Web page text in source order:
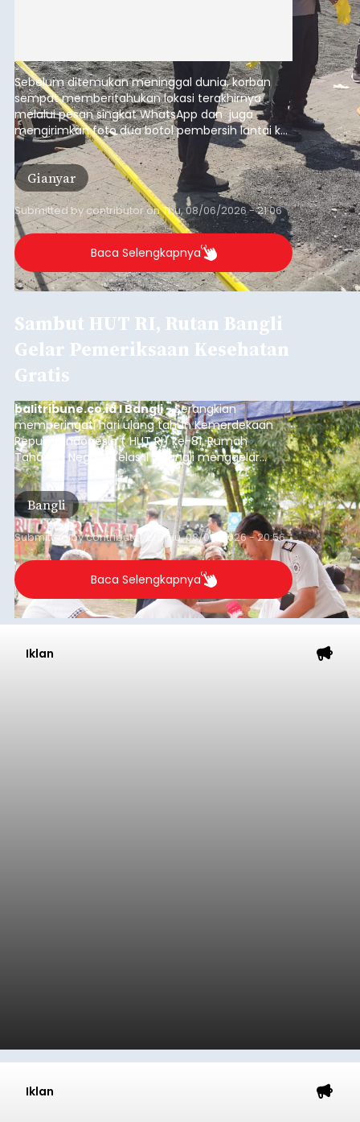
Sebelum ditemukan meninggal dunia, korban
sempat memberitahukan lokasi terakhirnya
melalui pesan singkat WhatsApp dan juga
mengirimkan foto dua botol pembersih lantai ke
istrinya.
Gianyar
Submitted by contributoronThu, 08/06/2026 - 21:06
Baca Selengkapnya
Sambut HUT RI, Rutan Bangli
Gelar Pemeriksaan Kesehatan
Gratis
balitribune.co.id I Bangli -Serangkian
memperingati hari ulang tahun Kemerdekaan
Republik Indonesia ( HUT RI) ke-81, Rumah
Tahanan Negara Kelas II B Bangli menggelar
kegiatan pemeriksaan kesehatan gratis, Rabu
(6/8/2026).
Bangli
Submitted bycontributor Thu, 08/06/2026 - 20:56
Baca Selengkapnya
Iklan
Iklan